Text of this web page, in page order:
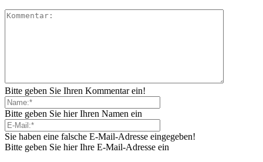
Bitte geben Sie Ihren Kommentar ein!
Bitte geben Sie hier Ihren Namen ein
Sie haben eine falsche E-Mail-Adresse eingegeben!
Bitte geben Sie hier Ihre E-Mail-Adresse ein